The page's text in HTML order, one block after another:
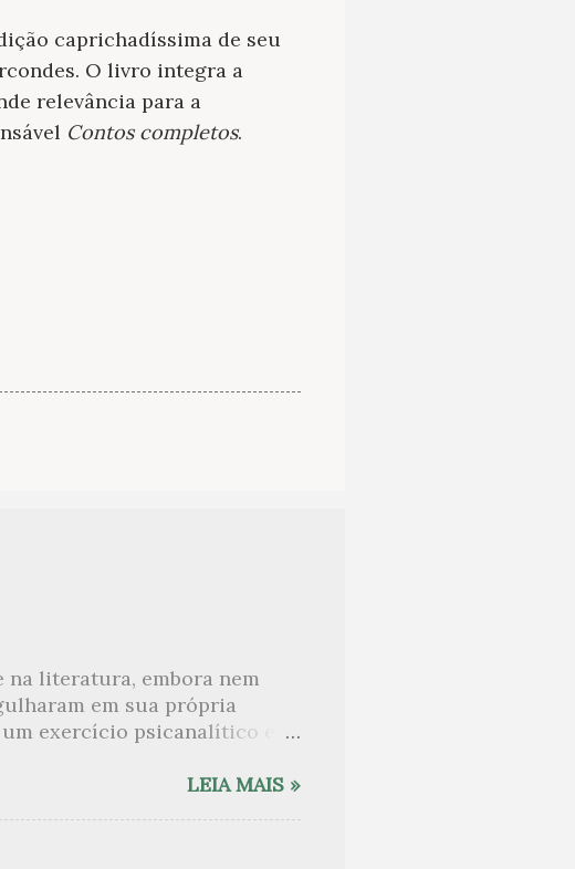
caprichadíssima de seu
O livro integra a
relevância para a
Contos completos.
na literatura, embora nem
em sua própria
exercício psicanalítico e
se desnudam, livros que
LEIA MAIS »